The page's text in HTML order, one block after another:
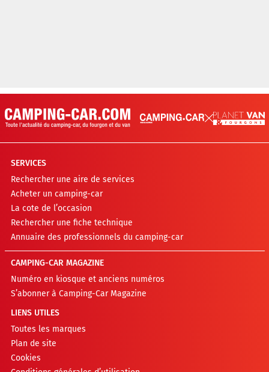
SERVICES
Rechercher une aire de services
Acheter un camping-car
La cote de l’occasion
Rechercher une fiche technique
Annuaire des professionnels du camping-car
CAMPING-CAR MAGAZINE
Numéro en kiosque et anciens numéros
S’abonner à Camping-Car Magazine
LIENS UTILES
Toutes les marques
Plan de site
Cookies